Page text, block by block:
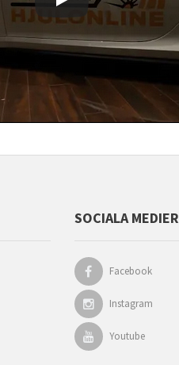
SOCIALA MEDIER
Facebook
Instagram
Youtube